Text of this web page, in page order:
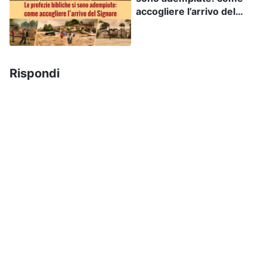
orecchi ascolti ciò che lo Spirito dice alle
chiese”. Da queste profezie, possiamo vedere
che Dio proferirà parole negli ultimi giorni per
compiendo una nuova fase dell’opera per
accogliere l’arrivo del
Rispondi